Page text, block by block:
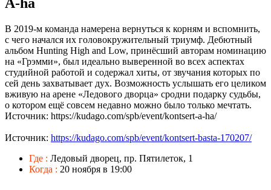
В 2019-м команда намерена вернуться к корням и вспомнить,
с чего начался их головокружительный триумф. Дебютный
альбом Hunting High and Low, принёсший авторам номинацию
на «Грэмми», был идеально выверенной во всех аспектах
студийной работой и содержал хиты, от звучания которых по
сей день захватывает дух. Возможность услышать его целиком
вживую на арене «Ледового дворца» сродни подарку судьбы,
о котором ещё совсем недавно можно было только мечтать.
Источник: https://kudago.com/spb/event/kontsert-a-ha/
Источник: https://kudago.com/spb/event/kontsert-basta-170207/
Где : Ледовый дворец, пр. Пятилеток, 1
Когда : 20 ноября в 19:00